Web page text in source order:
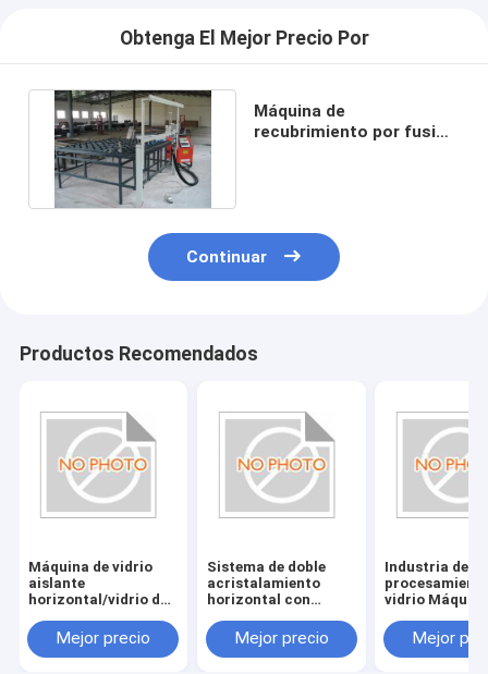
Obtenga El Mejor Precio Por
Máquina de
recubrimiento por fusión
Continuar
Productos Recomendados
Máquina de vidrio
aislante
horizontal/vidrio de
acristalamiento de
ahorro energético
Mejor precio
Sistema de doble
acristalamiento
horizontal con
alimentación de
380V/50Hz
Mejor precio
Industria de
vidrio
horizontal/
doble
Mejor